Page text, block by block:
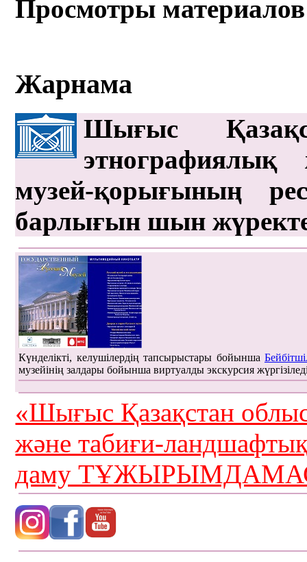
Просмотры материалов
Жарнама
Шығыс
этнографиялық
музей-қорығының
барлығын шын
Күнделікті, келушілердің тапсырыстары бойынша
музейінің залдары бойынша виртуалды экскурсия
«Шығыс Қазақстан
және табиғи-
даму